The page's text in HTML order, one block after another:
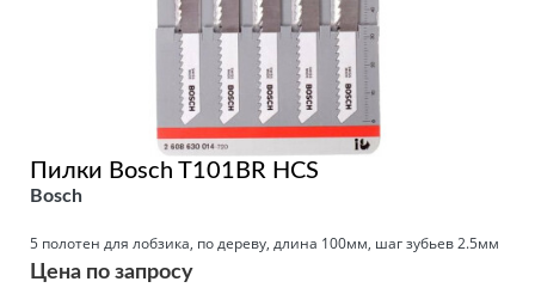
Пилки Bosch T101BR HCS
Bosch
5 полотен для лобзика, по дереву, длина 100мм, шаг зубьев 2.5мм
Цена по запросу